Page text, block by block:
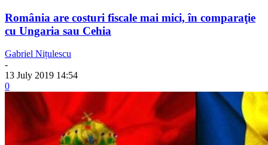
România are costuri fiscale mai mici, în comparaţie
cu Ungaria sau Cehia
Gabriel Nițulescu
-
13 July 2019 14:54
0